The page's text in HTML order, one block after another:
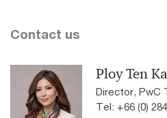
Contact us
Ploy Ten
Director, PwC
Tel: +66 (0)